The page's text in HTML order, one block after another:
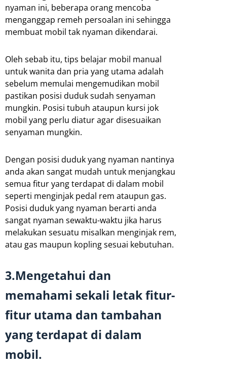
nyaman ini, beberapa orang mencoba
menganggap remeh persoalan ini sehingga
membuat mobil tak nyaman dikendarai.
Oleh sebab itu, tips belajar mobil manual
untuk wanita dan pria yang utama adalah
sebelum memulai mengemudikan mobil
pastikan posisi duduk sudah senyaman
mungkin. Posisi tubuh ataupun kursi jok
mobil yang perlu diatur agar disesuaikan
senyaman mungkin.
Dengan posisi duduk yang nyaman nantinya
anda akan sangat mudah untuk menjangkau
semua fitur yang terdapat di dalam mobil
seperti menginjak pedal rem ataupun gas.
Posisi duduk yang nyaman berarti anda
sangat nyaman sewaktu-waktu jika harus
melakukan sesuatu misalkan menginjak rem,
atau gas maupun kopling sesuai kebutuhan.
3.Mengetahui dan
memahami sekali letak fitur-
fitur utama dan tambahan
yang terdapat di dalam
mobil.